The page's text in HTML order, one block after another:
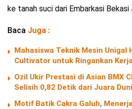
ke tanah suci dari Embarkasi
Baca Juga :
Mahasiswa Teknik Mesin Unigal
Cultivator untuk Ringankan
Ozil Ukir Prestasi di Asian BMX
Selisih 0,82 Detik dari Juara
Motif Batik Cakra Galuh,